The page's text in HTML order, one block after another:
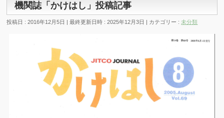
機関誌「かけはし」投稿記事
投稿日 : 2016年12月5日 最終更新日時 : 2025年12月3日 カテゴリー : 未分類